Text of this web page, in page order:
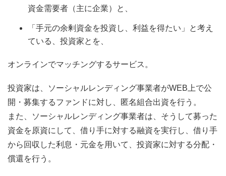
資金需要者（主に企業）と、
「手元の余剰資金を投資し、利益を得たい」と考え
ている、投資家とを、
オンラインでマッチングするサービス。
投資家は、ソーシャルレンディング事業者がWEB上で公
開・募集するファンドに対し、匿名組合出資を行う。
また、ソーシャルレンディング事業者は、そうして募った
資金を原資にして、借り手に対する融資を実行し、借り手
から回収した利息・元金を用いて、投資家に対する分配・
償還を行う。